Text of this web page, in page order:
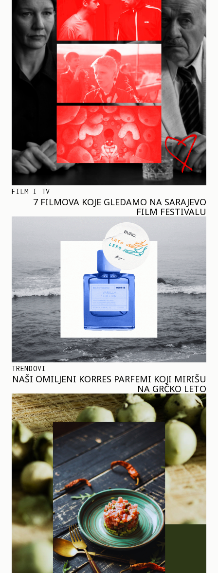
FILM I TV
7 FILMOVA KOJE GLEDAMO NA SARAJEVO
FILM FESTIVALU
TRENDOVI
NAŠI OMILJENI KORRES PARFEMI KOJI MIRIŠU
NA GRČKO LETO